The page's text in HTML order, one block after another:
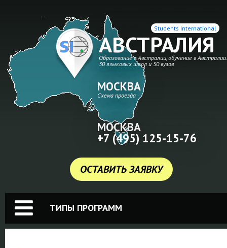
АВСТРАЛИЯ
Образование в Австралии, обучение в Австралии.
30 языковых школ и 50 вузов
Students International
ОСТАВИТЬ ЗАЯВКУ
МОСКВА
Схема проезда
МОСКВА
+7 (495) 125-15-76
ТИПЫ ПРОГРАММ